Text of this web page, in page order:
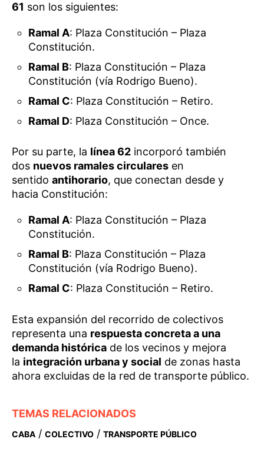
61 son los siguientes:
Ramal A: Plaza Constitución – Plaza
Constitución.
Ramal B: Plaza Constitución – Plaza
Constitución (vía Rodrigo Bueno).
Ramal C: Plaza Constitución – Retiro.
Ramal D: Plaza Constitución – Once.
Por su parte, la línea 62 incorporó también
dos nuevos ramales circulares en
sentido antihorario, que conectan desde y
hacia Constitución:
Ramal A: Plaza Constitución – Plaza
Constitución.
Ramal B: Plaza Constitución – Plaza
Constitución (vía Rodrigo Bueno).
Ramal C: Plaza Constitución – Retiro.
Esta expansión del recorrido de colectivos
representa una respuesta concreta a una
demanda histórica de los vecinos y mejora
la integración urbana y social de zonas hasta
ahora excluidas de la red de transporte público.
TEMAS RELACIONADOS
CABA / COLECTIVO / TRANSPORTE PÚBLICO